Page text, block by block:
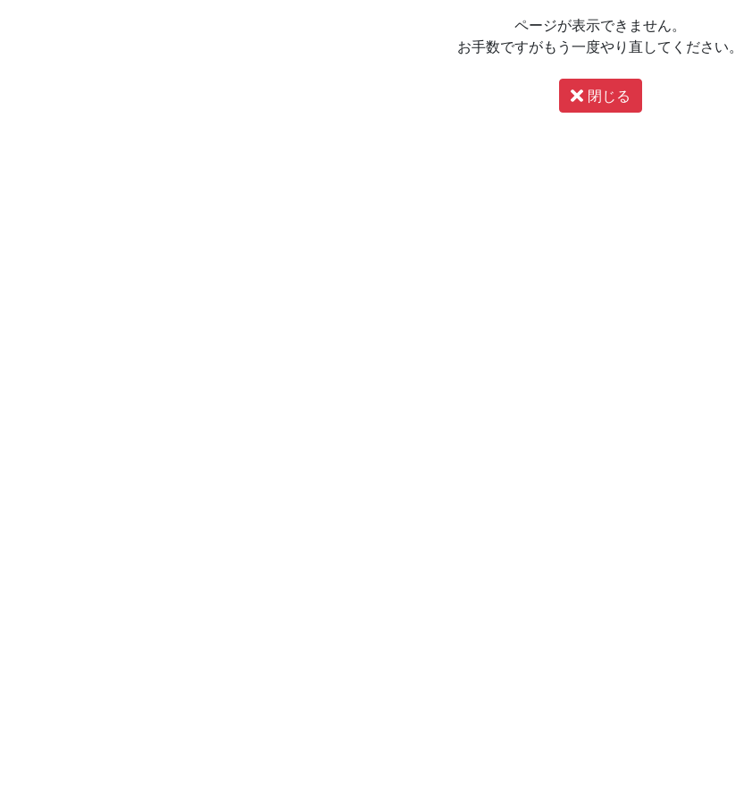
ページが表示できません。
お手数ですがもう一度やり直してください。
閉じる